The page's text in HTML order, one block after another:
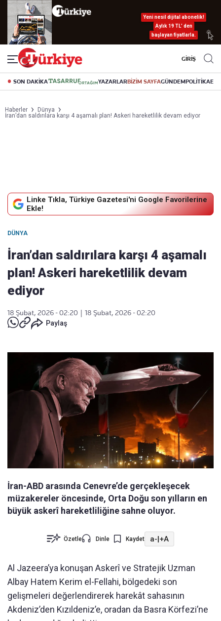
Yeni nesil dijital abonelik!
Aylık 19 TL’ den
başlayan fiyatlarla.
GİRİŞ
SON DAKİKA YAZARLARBİZİM SAYFAGÜNDEMPOLİTİKA
Haberler
Dünya
İran’dan saldırılara karşı 4 aşamalı plan! Askeri hareketlilik devam ediyor
Linke Tıkla, Türkiye Gazetesi'ni Google Favorilerine
Ekle!
DÜNYA
İran’dan saldırılara karşı 4 aşamalı
plan! Askeri hareketlilik devam
ediyor
18 Şubat, 2026 - 02:20
18 Şubat, 2026 - 02:20
Paylaş
İran-ABD arasında Cenevre’de gerçekleşecek
müzakereler öncesinde, Orta Doğu son yılların en
büyük askerî hareketliliğine sahne oluyor.
Özetle Dinle Kaydet a-|+A
Al Jazeera’ya konuşan Askerî ve Stratejik Uzman
Albay Hatem Kerim el-Fellahi, bölgedeki son
gelişmeleri değerlendirerek harekât sahasının
Akdeniz’den Kızıldeniz’e, oradan da Basra Körfezi’ne